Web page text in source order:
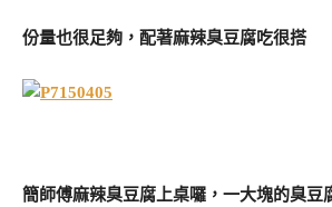
份量也很足夠，配著麻辣臭豆腐吃很搭
簡師傅麻辣臭豆腐上桌囉，一大塊的臭豆